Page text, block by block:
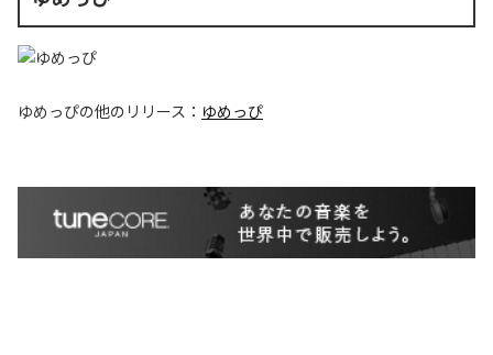
ゆめっぴの他のリリース： ゆめっぴ